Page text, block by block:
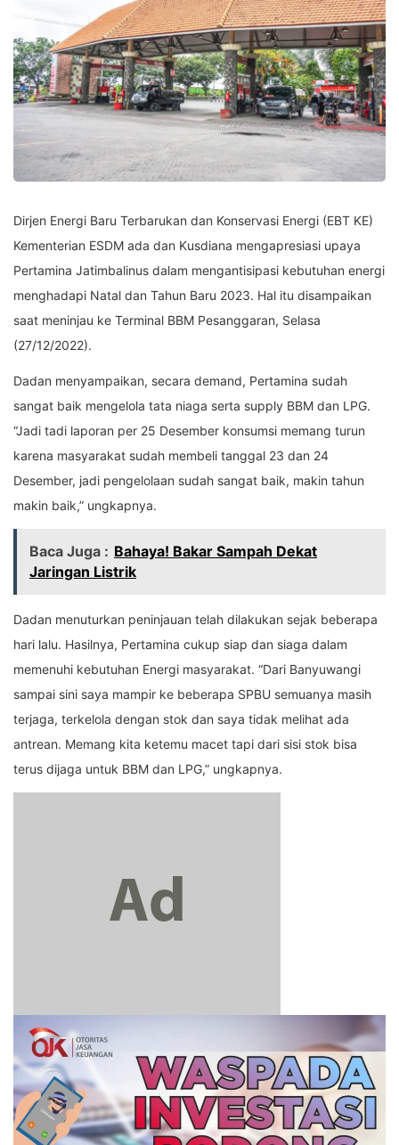
Dirjen Energi Baru Terbarukan dan Konservasi Energi (EBT KE)
Kementerian ESDM ada dan Kusdiana mengapresiasi upaya
Pertamina Jatimbalinus dalam mengantisipasi kebutuhan energi
menghadapi Natal dan Tahun Baru 2023. Hal itu disampaikan
saat meninjau ke Terminal BBM Pesanggaran, Selasa
(27/12/2022).
Dadan menyampaikan, secara demand, Pertamina sudah
sangat baik mengelola tata niaga serta supply BBM dan LPG.
“Jadi tadi laporan per 25 Desember konsumsi memang turun
karena masyarakat sudah membeli tanggal 23 dan 24
Desember, jadi pengelolaan sudah sangat baik, makin tahun
makin baik,” ungkapnya.
Baca Juga : Bahaya! Bakar Sampah Dekat
Jaringan Listrik
Dadan menuturkan peninjauan telah dilakukan sejak beberapa
hari lalu. Hasilnya, Pertamina cukup siap dan siaga dalam
memenuhi kebutuhan Energi masyarakat. “Dari Banyuwangi
sampai sini saya mampir ke beberapa SPBU semuanya masih
terjaga, terkelola dengan stok dan saya tidak melihat ada
antrean. Memang kita ketemu macet tapi dari sisi stok bisa
terus dijaga untuk BBM dan LPG,” ungkapnya.